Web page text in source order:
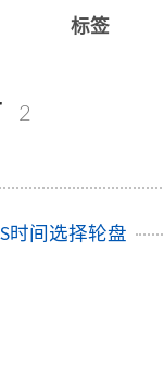
标签
2
时间选择轮盘